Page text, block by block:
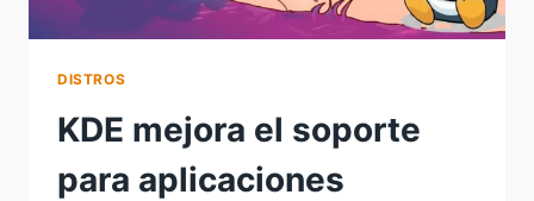
DISTROS
KDE mejora el soporte
para aplicaciones